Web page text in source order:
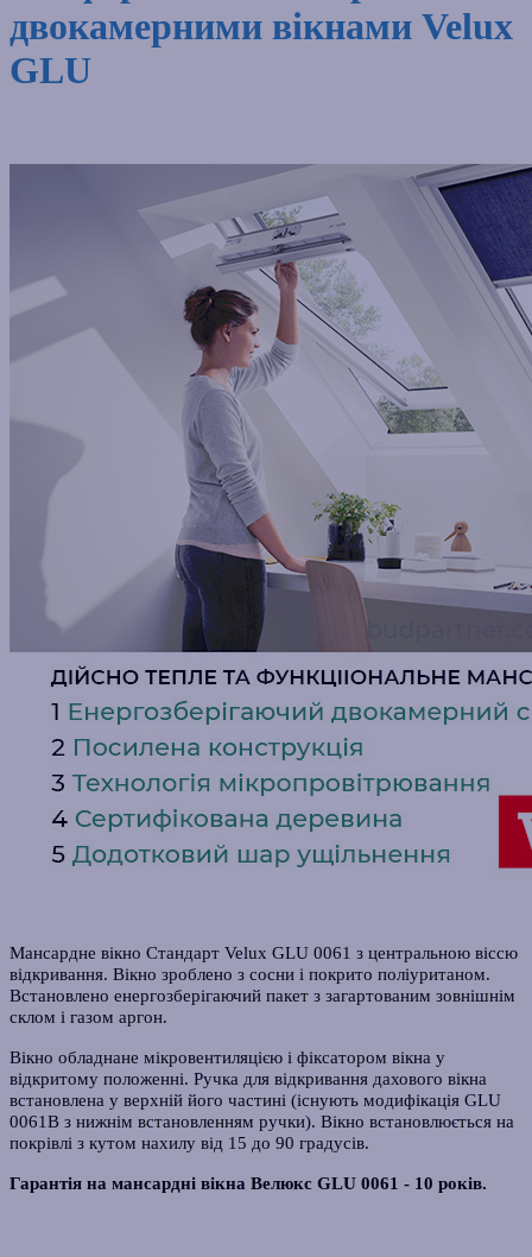
двокамерними вікнами Velux
GLU
Мансардне вікно Стандарт Velux GLU 0061 з центральною віссю
відкривання. Вікно зроблено з сосни і покрито поліуританом.
Встановлено енергозберігаючий пакет з загартованим зовнішнім
склом і газом аргон.
Вікно обладнане мікровентиляцією і фіксатором вікна у
відкритому положенні. Ручка для відкривання дахового вікна
встановлена у верхній його частині (існують модифікація GLU
0061B з нижнім встановленням ручки). Вікно встановлюється на
покрівлі з кутом нахилу від 15 до 90 градусів.
Гарантія на мансардні вікна Велюкс GLU 0061 - 10 років.